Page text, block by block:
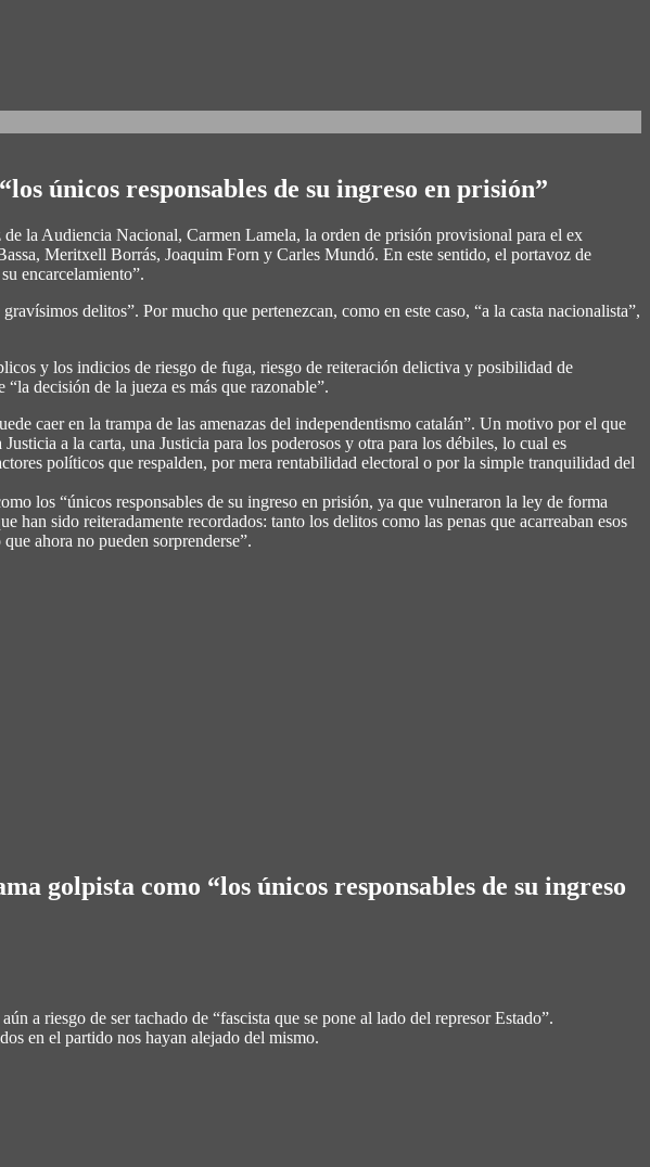
únicos responsables de su ingreso en prisión”
la Audiencia Nacional, Carmen Lamela, la orden de prisión provisional para el ex
Meritxell Borrás, Joaquim Forn y Carles Mundó. En este sentido, el portavoz de
encarcelamiento”.
delitos”. Por mucho que pertenezcan, como en este caso, “a la casta nacionalista”,
y los indicios de riesgo de fuga, riesgo de reiteración delictiva y posibilidad de
decisión de la jueza es más que razonable”.
caer en la trampa de las amenazas del independentismo catalán”. Un motivo por el que
a la carta, una Justicia para los poderosos y otra para los débiles, lo cual es
políticos que respalden, por mera rentabilidad electoral o por la simple tranquilidad del
los “únicos responsables de su ingreso en prisión, ya que vulneraron la ley de forma
han sido reiteradamente recordados: tanto los delitos como las penas que acarreaban esos
ahora no pueden sorprenderse”.
golpista como “los únicos responsables de su ingreso
a riesgo de ser tachado de “fascista que se pone al lado del represor Estado”.
en el partido nos hayan alejado del mismo.